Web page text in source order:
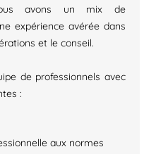
avons un mix de
expérience avérée dans
et le conseil.
de professionnels avec
:
aux normes